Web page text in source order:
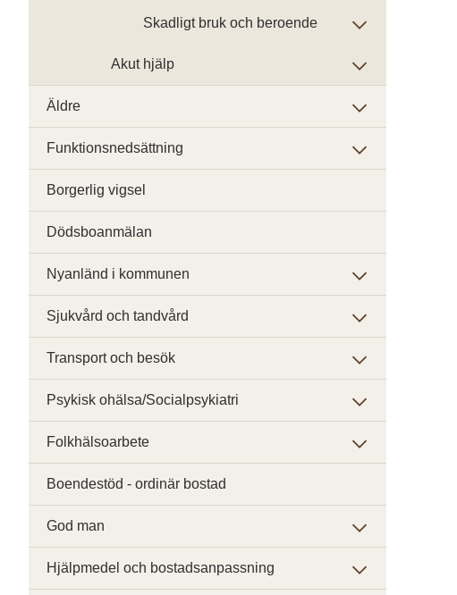
Skadligt bruk och beroende
Akut hjälp
Äldre
Funktionsnedsättning
Borgerlig vigsel
Dödsboanmälan
Nyanländ i kommunen
Sjukvård och tandvård
Transport och besök
Psykisk ohälsa/Socialpsykiatri
Folkhälsoarbete
Boendestöd - ordinär bostad
God man
Hjälpmedel och bostadsanpassning